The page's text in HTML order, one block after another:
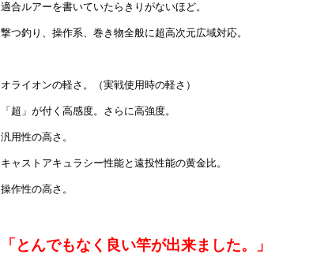
適合ルアーを書いていたらきりがないほど。
撃つ釣り、操作系、巻き物全般に超高次元広域対応。
オライオンの軽さ。（実戦使用時の軽さ）
「超」が付く高感度。さらに高強度。
汎用性の高さ。
キャストアキュラシー性能と遠投性能の黄金比。
操作性の高さ。
「とんでもなく良い竿が出来ました。」